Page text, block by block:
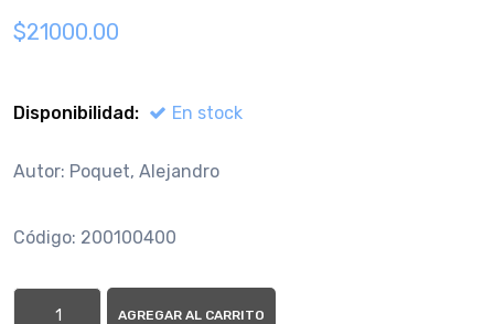
$21000.00
Disponibilidad: En stock
Autor: Poquet, Alejandro
Código: 200100400
AGREGAR AL CARRITO